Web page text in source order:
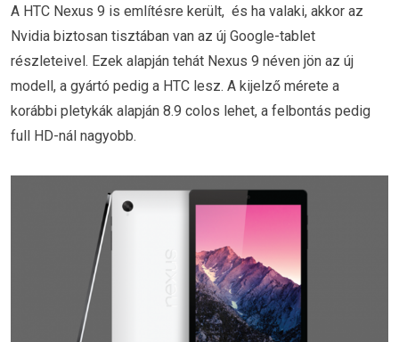
A HTC Nexus 9 is említésre került, és ha valaki, akkor az
Nvidia biztosan tisztában van az új Google-tablet
részleteivel. Ezek alapján tehát Nexus 9 néven jön az új
modell, a gyártó pedig a HTC lesz. A kijelző mérete a
korábbi pletykák alapján 8.9 colos lehet, a felbontás pedig
full HD-nál nagyobb.